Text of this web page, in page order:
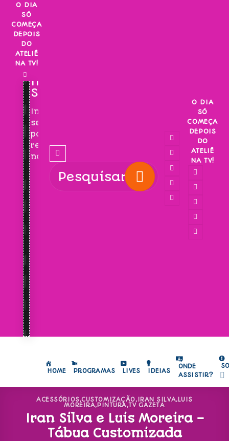
Skip
content
O DIA
SÓ
COMEÇA
DEPOIS
DO
ATELIÊ
NA TV!
INSCREVA-
SE!
Inscreva-
se
para
receber
novidades!
O DIA
SÓ
COMEÇA
DEPOIS
DO
ATELIÊ
NA TV!
HOME PROGRAMAS LIVES IDEIAS
ONDE
ASSISTIR?
ACESSÓRIOS,CUSTOMIZAÇÃO, IRAN SILVA, LUIS
MOREIRA, PINTURA,TV GAZETA
Iran Silva e Luis Moreira –
Tábua Customizada